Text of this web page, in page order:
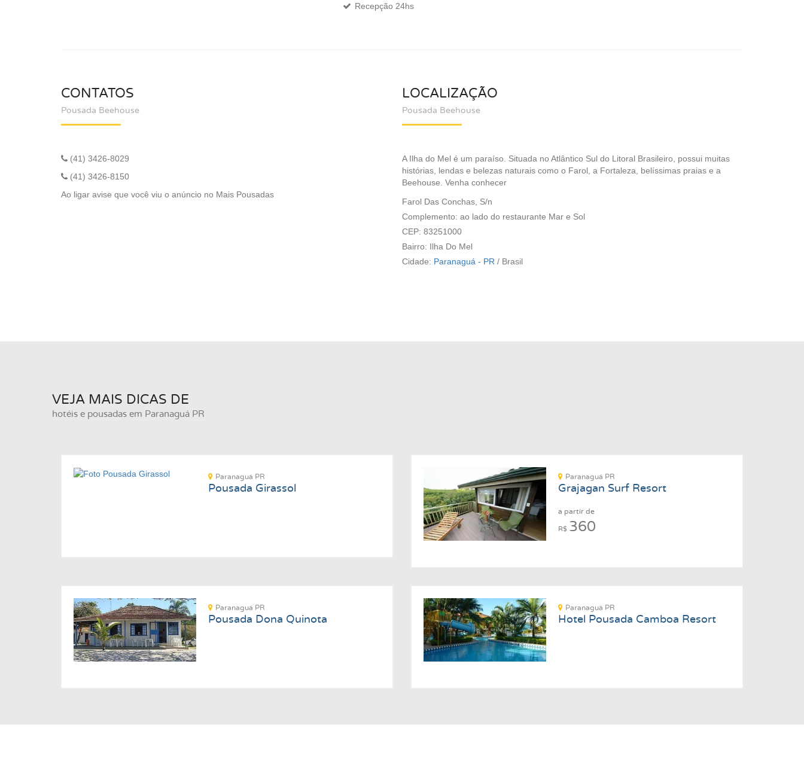
Recepção 24hs
CONTATOS
Pousada Beehouse
(41) 3426-8029
(41) 3426-8150
Ao ligar avise que você viu o anúncio no Mais Pousadas
LOCALIZAÇÃO
Pousada Beehouse
A Ilha do Mel é um paraíso. Situada no Atlântico Sul do Litoral Brasileiro, possui muitas
histórias, lendas e belezas naturais como o Farol, a Fortaleza, belíssimas praias e a
Beehouse. Venha conhecer
Farol Das Conchas, S/n
Complemento: ao lado do restaurante Mar e Sol
CEP: 83251000
Bairro: Ilha Do Mel
Cidade: Paranaguá - PR / Brasil
VEJA MAIS DICAS DE
hotéis e pousadas em Paranaguá PR
Paranaguá PR
Pousada Girassol
Paranaguá PR
Grajagan Surf Resort
a partir de
R$ 360
Paranaguá PR
Pousada Dona Quinota
Paranaguá PR
Hotel Pousada Camboa Resort